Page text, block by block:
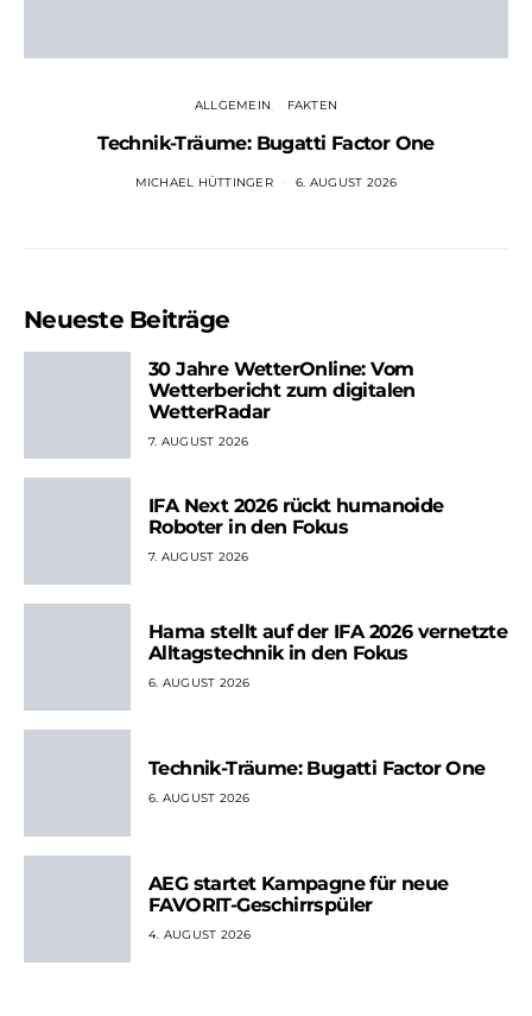
ALLGEMEIN FAKTEN
Technik-Träume: Bugatti Factor One
MICHAEL HÜTTINGER 6. AUGUST 2026
Neueste Beiträge
30 Jahre WetterOnline: Vom
Wetterbericht zum digitalen
WetterRadar
7. AUGUST 2026
IFA Next 2026 rückt humanoide
Roboter in den Fokus
7. AUGUST 2026
Hama stellt auf der IFA 2026 vernetzte
Alltagstechnik in den Fokus
6. AUGUST 2026
Technik-Träume: Bugatti Factor One
6. AUGUST 2026
AEG startet Kampagne für neue
FAVORIT-Geschirrspüler
4. AUGUST 2026